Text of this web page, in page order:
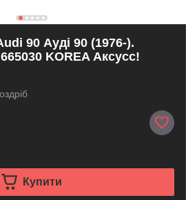
90 Ауді 90 (1976-).
KOREA Аксусс!
Купити